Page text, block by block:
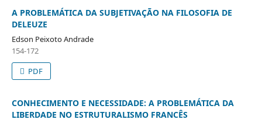
A PROBLEMÁTICA DA SUBJETIVAÇÃO NA FILOSOFIA DE
DELEUZE
Edson Peixoto Andrade
154-172
PDF
CONHECIMENTO E NECESSIDADE: A PROBLEMÁTICA DA
LIBERDADE NO ESTRUTURALISMO FRANCÊS